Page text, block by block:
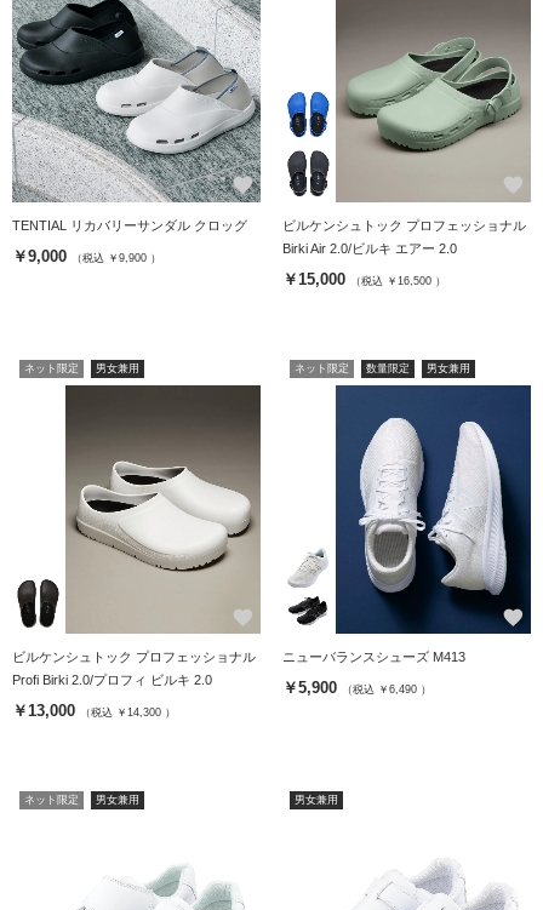
favorite
TENTIAL リカバリーサンダル クロッグ
￥9,000 （税込 ￥9,900 ）
favorite
ビルケンシュトック プロフェッショナル
Birki Air 2.0/ビルキ エアー 2.0
￥15,000 （税込 ￥16,500 ）
ネット限定 男女兼用
favorite
ビルケンシュトック プロフェッショナル
Profi Birki 2.0/プロフィ ビルキ 2.0
￥13,000 （税込 ￥14,300 ）
ネット限定 数量限定 男女兼用
favorite
ニューバランスシューズ M413
￥5,900 （税込 ￥6,490 ）
ネット限定 男女兼用 男女兼用